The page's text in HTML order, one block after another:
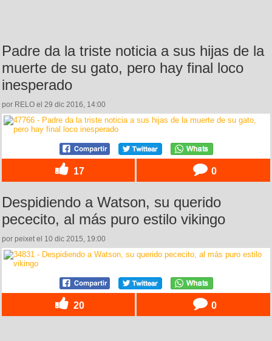
Padre da la triste noticia a sus hijas de la
muerte de su gato, pero hay final loco
inesperado
por RELO el 29 dic 2016, 14:00
17 0
Despidiendo a Watson, su querido
pececito, al más puro estilo vikingo
por peixet el 10 dic 2015, 19:00
20 0